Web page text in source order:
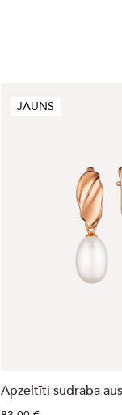
JAUNS
Apzeltīti sudraba